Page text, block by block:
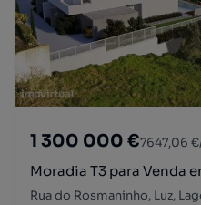
1 300 000 €7647,06
Moradia T3 para Venda
Rua do Rosmaninho, Luz,